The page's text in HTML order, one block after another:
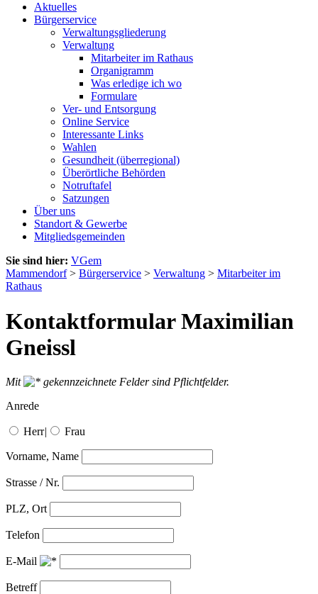
Aktuelles
Bürgerservice
Verwaltungsgliederung
Verwaltung
Mitarbeiter im Rathaus
Organigramm
Was erledige ich wo
Formulare
Ver- und Entsorgung
Online Service
Interessante Links
Wahlen
Gesundheit (überregional)
Überörtliche Behörden
Notruftafel
Satzungen
Über uns
Standort & Gewerbe
Mitgliedsgemeinden
Sie sind hier: VGem
Mammendorf> Bürgerservice > Verwaltung > Mitarbeiter im
Rathaus
Kontaktformular Maximilian
Gneissl
Mit
gekennzeichnete Felder sind Pflichtfelder.
Anrede
Herr| Frau
Vorname, Name
Strasse / Nr.
PLZ, Ort
Telefon
E-Mail
Betreff